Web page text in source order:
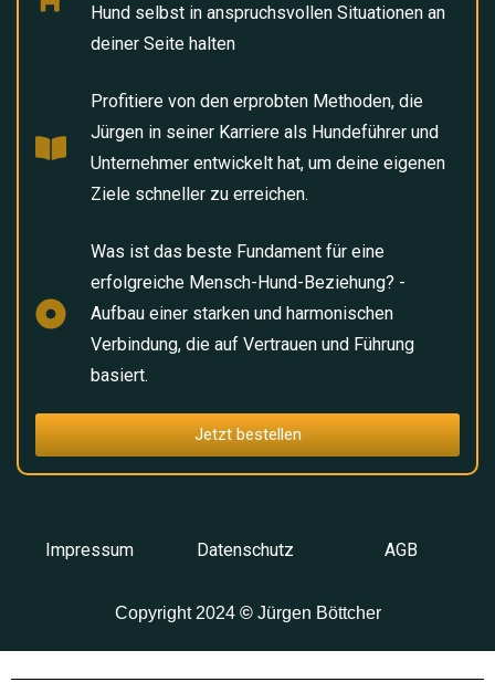
Hund selbst in anspruchsvollen Situationen an
deiner Seite halten
Profitiere von den erprobten Methoden, die
Jürgen in seiner Karriere als Hundeführer und
Unternehmer entwickelt hat, um deine eigenen
Ziele schneller zu erreichen.​
Was ist das beste Fundament für eine
erfolgreiche Mensch-Hund-Beziehung? -
Aufbau einer starken und harmonischen
Verbindung, die auf Vertrauen und Führung
basiert.​
Jetzt bestellen
Impressum Datenschutz AGB
Copyright 2024 ©Jürgen Böttcher